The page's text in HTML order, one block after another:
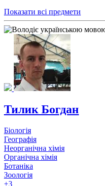
Показати всі предмети
Тилик Богдан
Біологія
Географія
Неорганічна хімія
Органічна хімія
Ботаніка
Зоологія
+3